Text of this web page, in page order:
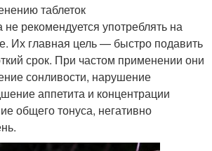
таблеток
не рекомендуется употреблять на
Их главная цель — быстро подавить
срок. При частом применении они
сонливости, нарушение
аппетита и концентрации
общего тонуса, негативно